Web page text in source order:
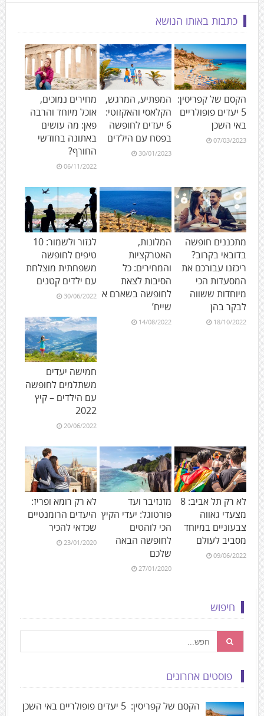
כתבות באותו הנושא
הקסם של קפריסין:
5 יעדים פופולריים
באי השכן
07/03/2023
המפתיע, המרגש,
הקלאסי והאקזוטי:
6 יעדים לחופשה
בפסח עם הילדים
30/01/2023
מחירים נמוכים,
אוכל מיוחד והרבה
פאן: מה עושים
באתונה בחודשי
החורף?
06/11/2022
מתכננים חופשה
בדובאי בקרוב?
ריכזנו עבורכם את
המסעדות הכי
מיוחדות ששווה
לבקר בהן
18/10/2022
המלונות,
האטרקציות
והמחירים: כל
הסיבות לצאת
לחופשה בשארם א
שייח’
14/08/2022
לגזור ולשמור: 10
טיפים לחופשה
משפחתית מוצלחת
עם ילדים קטנים
30/06/2022
חמישה יעדים
משתלמים לחופשה
עם הילדים – קיץ
2022
20/06/2022
לא רק תל אביב: 8
מצעדי גאווה
צבעוניים במיוחד
מסביב לעולם
09/06/2022
מזנזיבר ועד
פורטוגל: יעדי הקיץ
הכי לוהטים
לחופשה הבאה
שלכם
27/01/2020
לא רק רומא ופריז:
היעדים הרומנטיים
שכדאי להכיר
23/01/2020
חיפוש
פוסטים אחרונים
הקסם של קפריסין: 5 יעדים פופולריים באי השכן